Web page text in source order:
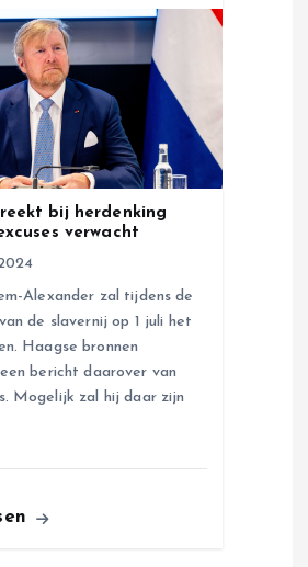
bij herdenking
verwacht
Alexander zal tijdens de
de slavernij op 1 juli het
Haagse bronnen
bericht daarover van
Mogelijk zal hij daar zijn